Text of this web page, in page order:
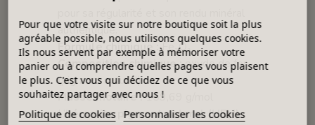
authentique.
Formule chimique :Fe₂O₃
Composition chimique :oxyde de fer
(pigment naturel)
Masse molaire :159,69 g/mol
L’hématite pigment naturel (HEM)
Pour que votre visite sur notre boutique soit la plus
agréable possible, nous utilisons quelques cookies.
Ils nous servent par exemple à mémoriser votre
panier ou à comprendre quelles pages vous plaisent
le plus. C'est vous qui décidez de ce que vous
souhaitez partager avec nous !
Politique de cookies Personnaliser les cookies